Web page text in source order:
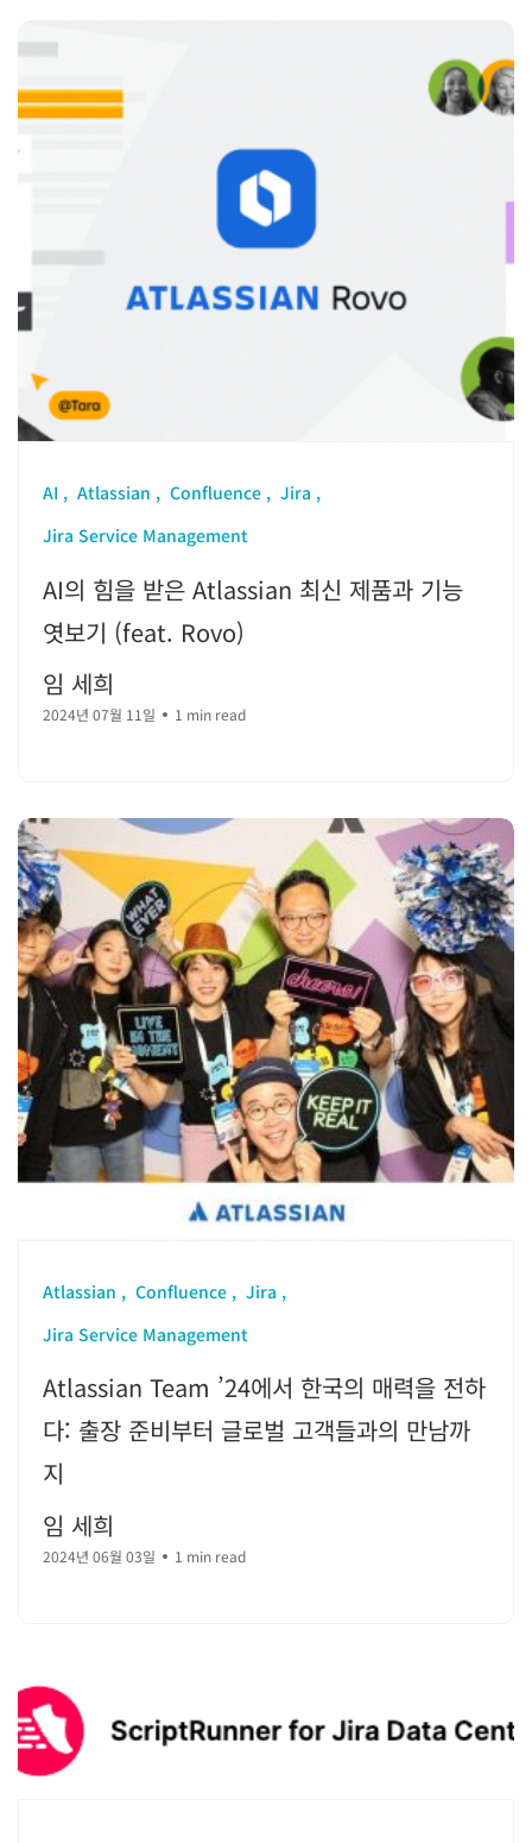
AI Atlassian Confluence
Jira
Jira Service Management
AI의 힘을 받은 Atlassian 최신 제품과 기능
엿보기 (feat. Rovo)
임 세희
2024년 07월 11일 1 min read
Atlassian Confluence
Jira
Jira Service Management
Atlassian Team ’24에서 한국의 매력을 전하
다: 출장 준비부터 글로벌 고객들과의 만남까
지
임 세희
2024년 06월 03일 1 min read